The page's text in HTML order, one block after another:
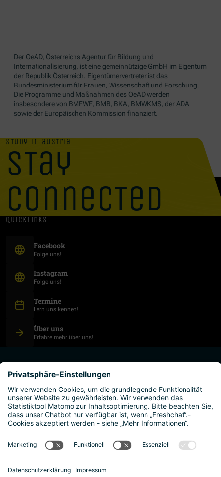
Der OeAD, Österreichs Agentur für Bildung und
Internationalisierung, ist eine gemeinnützige GmbH im Eigentum
der Republik Österreich. Eigentümervertreter ist das
Bundesministerium für Frauen, Wissenschaft und Forschung.
Die Programme und Maßnahmen des OeAD werden
insbesondere von BMFWF, BMB, BKA, BMWKMS, der ADA
sowie der Europäischen Kommission finanziert.
study in austria
stay
connected
quicklinks
Facebook(Öffnet in neuem Fenster)
Folge uns!
Instagram
Folge uns!
Termine
Lern uns kennen!
Über uns
Erfahre mehr über uns!
studium planen
hochschulen
leben und arbeiten
warum österreich?